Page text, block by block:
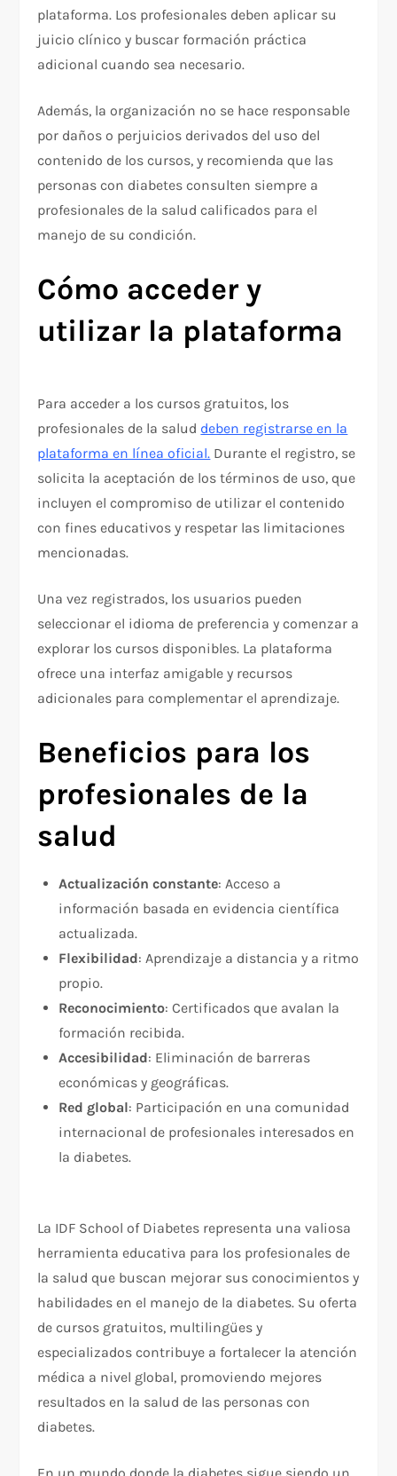
plataforma. Los profesionales deben aplicar su
juicio clínico y buscar formación práctica
adicional cuando sea necesario.
Además, la organización no se hace responsable
por daños o perjuicios derivados del uso del
contenido de los cursos, y recomienda que las
personas con diabetes consulten siempre a
profesionales de la salud calificados para el
manejo de su condición.
Cómo acceder y
utilizar la plataforma
Para acceder a los cursos gratuitos, los
profesionales de la salud deben registrarse en la
plataforma en línea oficial. Durante el registro, se
solicita la aceptación de los términos de uso, que
incluyen el compromiso de utilizar el contenido
con fines educativos y respetar las limitaciones
mencionadas.
Una vez registrados, los usuarios pueden
seleccionar el idioma de preferencia y comenzar a
explorar los cursos disponibles. La plataforma
ofrece una interfaz amigable y recursos
adicionales para complementar el aprendizaje.
Beneficios para los
profesionales de la
salud
Actualización constante: Acceso a
información basada en evidencia científica
actualizada.
Flexibilidad: Aprendizaje a distancia y a ritmo
propio.
Reconocimiento: Certificados que avalan la
formación recibida.
Accesibilidad: Eliminación de barreras
económicas y geográficas.
Red global: Participación en una comunidad
internacional de profesionales interesados en
la diabetes.
La IDF School of Diabetes representa una valiosa
herramienta educativa para los profesionales de
la salud que buscan mejorar sus conocimientos y
habilidades en el manejo de la diabetes. Su oferta
de cursos gratuitos, multilingües y
especializados contribuye a fortalecer la atención
médica a nivel global, promoviendo mejores
resultados en la salud de las personas con
diabetes.